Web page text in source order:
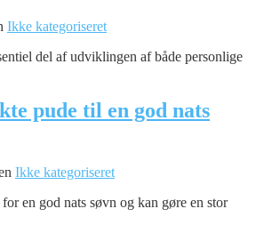
Ikke kategoriseret
del af udviklingen af både personlige
pude til en god nats
Ikke kategoriseret
en god nats søvn og kan gøre en stor